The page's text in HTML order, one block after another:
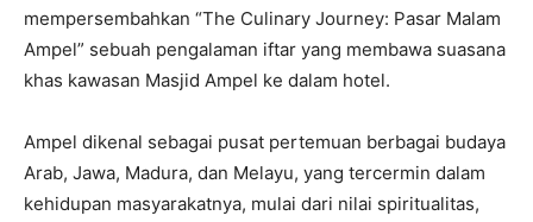
mempersembahkan “The Culinary Journey: Pasar Malam
Ampel” sebuah pengalaman iftar yang membawa suasana
khas kawasan Masjid Ampel ke dalam hotel.
Ampel dikenal sebagai pusat pertemuan berbagai budaya
Arab, Jawa, Madura, dan Melayu, yang tercermin dalam
kehidupan masyarakatnya, mulai dari nilai spiritualitas,